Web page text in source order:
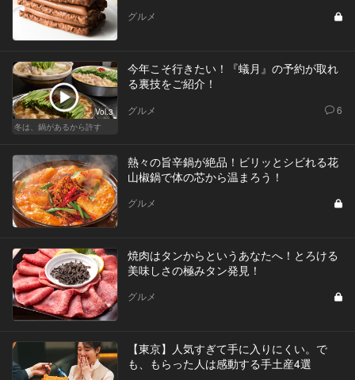
グルメ
Vol.3
冬は、鍋があるから許す
今年こそ行きたい！『蟻月』の予約が取れ
る裏技をご紹介！
グルメ 6
熱々の旨辛鍋が絶品！ビリッとシビれる花
山椒鍋で体の芯から温まろう！
グルメ
焼肉はタンからというあなたへ！とろける
美味しさの極みタン発見！
グルメ
【東京】人気すぎて手に入りにくい。で
も、もらった人は感動する手土産4選